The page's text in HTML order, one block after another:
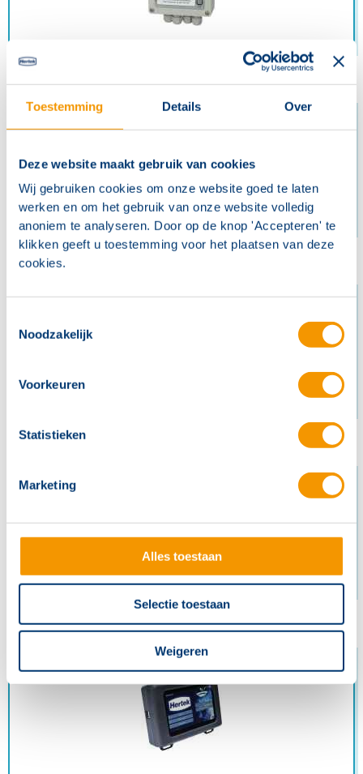
Toestemming Details Over
Deze website maakt gebruik van cookies
Wij gebruiken cookies om onze website goed te laten
werken en om het gebruik van onze website volledig
anoniem te analyseren. Door op de knop 'Accepteren' te
klikken geeft u toestemming voor het plaatsen van deze
cookies.
Noodzakelijk
Voorkeuren
Statistieken
Marketing
Alles toestaan
Selectie toestaan
Weigeren
Overige (detectie-)systemen
Speciale detectiesystemen